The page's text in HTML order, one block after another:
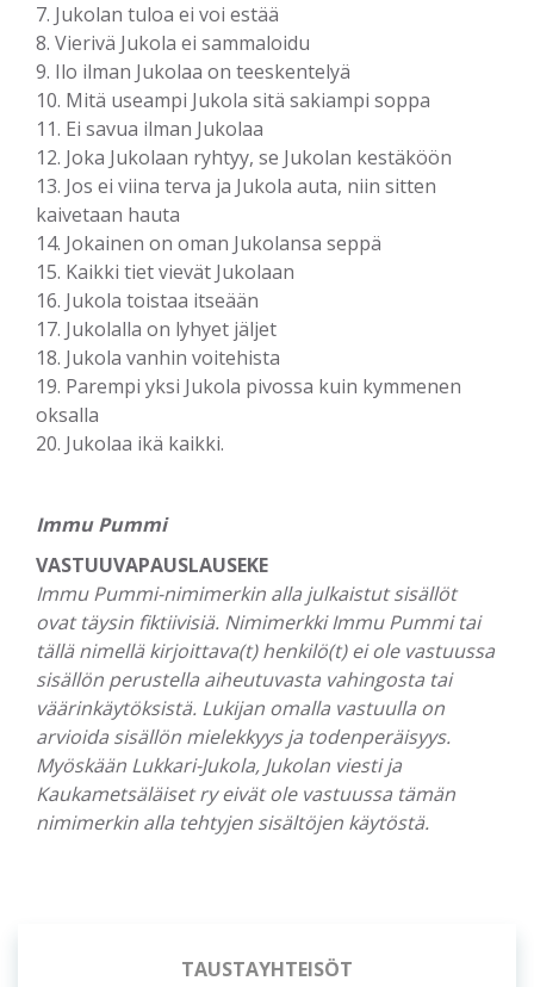
7. Jukolan tuloa ei voi estää
8. Vierivä Jukola ei sammaloidu
9. Ilo ilman Jukolaa on teeskentelyä
10. Mitä useampi Jukola sitä sakiampi soppa
11. Ei savua ilman Jukolaa
12. Joka Jukolaan ryhtyy, se Jukolan kestäköön
13. Jos ei viina terva ja Jukola auta, niin sitten
kaivetaan hauta
14. Jokainen on oman Jukolansa seppä
15. Kaikki tiet vievät Jukolaan
16. Jukola toistaa itseään
17. Jukolalla on lyhyet jäljet
18. Jukola vanhin voitehista
19. Parempi yksi Jukola pivossa kuin kymmenen
oksalla
20. Jukolaa ikä kaikki.
Immu Pummi
VASTUUVAPAUSLAUSEKE
Immu Pummi-nimimerkin alla julkaistut sisällöt
ovat täysin fiktiivisiä. Nimimerkki Immu Pummi tai
tällä nimellä kirjoittava(t) henkilö(t) ei ole vastuussa
sisällön perustella aiheutuvasta vahingosta tai
väärinkäytöksistä. Lukijan omalla vastuulla on
arvioida sisällön mielekkyys ja todenperäisyys.
Myöskään Lukkari-Jukola, Jukolan viesti ja
Kaukametsäläiset ry eivät ole vastuussa tämän
nimimerkin alla tehtyjen sisältöjen käytöstä.
OSUUSISÄNNÄT